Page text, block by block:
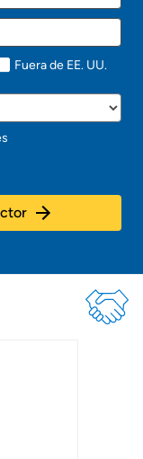
Fuera de EE. UU.